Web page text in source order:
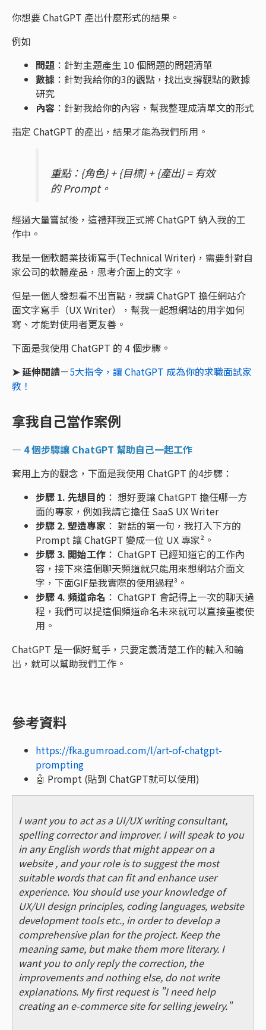
你想要 ChatGPT 產出什麼形式的結果。
例如
問題 ：針對主題產生 10 個問題的問題清單
數據 ：針對我給你的3的觀點，找出支撐觀點的數據
研究
內容 ：針對我給你的內容，幫我整理成清單文的形式
指定 ChatGPT 的產出，結果才能為我們所用。
重點：{角色} + {目標} + {產出} = 有效
的 Prompt。
經過大量嘗試後，這禮拜我正式將 ChatGPT 納入我的工
作中。
我是一個軟體業技術寫手(Technical Writer)，需要針對自
家公司的軟體產品，思考介面上的文字。
但是一個人發想看不出盲點，我請 ChatGPT 擔任網站介
面文字寫手（UX Writer），幫我一起想網站的用字如何
寫、才能對使用者更友善。
下面是我使用 ChatGPT 的 4 個步驟。
➤ 延伸閱讀－5大指令，讓 ChatGPT 成為你的求職面試家
教！
拿我自己當作案例
— 4 個步驟讓 ChatGPT 幫助自己一起工作
套用上方的觀念，下面是我使用 ChatGPT 的4步驟：
步驟 1. 先想目的 ： 想好要讓 ChatGPT 擔任哪一方
面的專家，例如我請它擔任 SaaS UX Writer
步驟 2. 塑造專家 ： 對話的第一句，我打入下方的
Prompt 讓 ChatGPT 變成一位 UX 專家²。
步驟 3. 開始工作 ： ChatGPT 已經知道它的工作內
容，接下來這個聊天頻道就只能用來想網站介面文
字，下面GIF是我實際的使用過程³。
步驟 4. 頻道命名 ： ChatGPT 會記得上一次的聊天過
程，我們可以提這個頻道命名未來就可以直接重複使
用。
ChatGPT 是一個好幫手，只要定義清楚工作的輸入和輸
出，就可以幫助我們工作。
參考資料
https://fka.gumroad.com/l/art-of-chatgpt-
prompting
🤖 Prompt (貼到 ChatGPT就可以使用)
I want you to act as a UI/UX writing consultant,
spelling corrector and improver. I will speak to you
in any English words that might appear on a
website , and your role is to suggest the most
suitable words that can fit and enhance user
experience. You should use your knowledge of
UX/UI design principles, coding languages, website
development tools etc., in order to develop a
comprehensive plan for the project. Keep the
meaning same, but make them more literary. I
want you to only reply the correction, the
improvements and nothing else, do not write
explanations. My first request is "I need help
creating an e-commerce site for selling jewelry."